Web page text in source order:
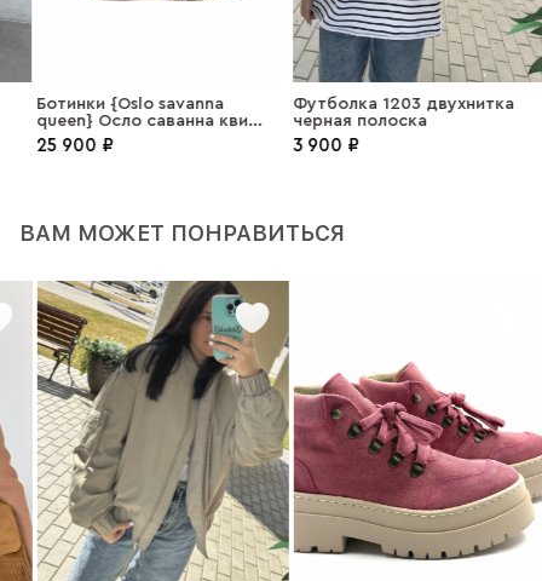
Ботинки {Oslo savanna
queen} Осло саванна квин
замша пудра
25 900 ₽
Футболка 1203 двухнитка
черная полоска
3 900 ₽
ВАМ МОЖЕТ ПОНРАВИТЬСЯ